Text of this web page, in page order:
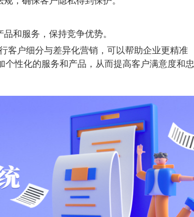
和服务，保持竞争优势。
客户细分与差异化营销，可以帮助企业更精准
性化的服务和产品，从而提高客户满意度和忠